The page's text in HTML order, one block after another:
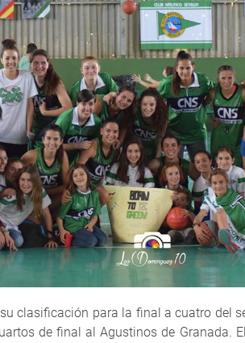
clasificación para la final a cuatro del
de final al Agustinos de Granada.